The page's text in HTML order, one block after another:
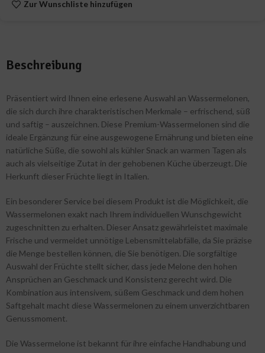
Zur Wunschliste hinzufügen
Beschreibung
Präsentiert wird Ihnen eine erlesene Auswahl an Wassermelonen,
die sich durch ihre charakteristischen Merkmale – erfrischend, süß
und saftig – auszeichnen. Diese Premium-Wassermelonen sind die
ideale Ergänzung für eine ausgewogene Ernährung und bieten eine
natürliche Süße, die sowohl als kühler Snack an warmen Tagen als
auch als vielseitige Zutat in der gehobenen Küche überzeugt. Die
Herkunft dieser Früchte liegt in Italien.
Ein besonderer Service bei diesem Produkt ist die Möglichkeit, die
Wassermelonen exakt nach Ihrem individuellen Wunschgewicht
zugeschnitten zu erhalten. Dieser Ansatz gewährleistet maximale
Frische und vermeidet unnötige Lebensmittelabfälle, da Sie präzise
die Menge bestellen können, die Sie benötigen. Die sorgfältige
Auswahl der Früchte stellt sicher, dass jede Melone den hohen
Ansprüchen an Geschmack und Konsistenz gerecht wird. Die
Kombination aus intensivem, süßem Geschmack und dem hohen
Saftgehalt macht diese Wassermelonen zu einem unverzichtbaren
Genussmoment.
Die Wassermelone ist bekannt für ihre einfache Handhabung und